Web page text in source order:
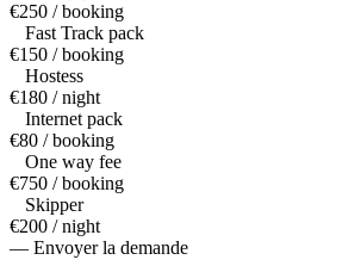
€250 / booking
Fast Track pack
€150 / booking
Hostess
€180 / night
Internet pack
€80 / booking
One way fee
€750 / booking
Skipper
€200 / night
— Envoyer la demande